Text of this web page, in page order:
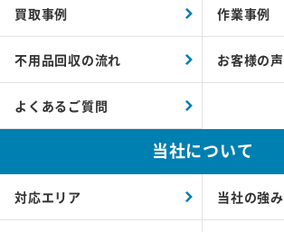
買取事例 作業事例
不用品回収の流れ お客様の声
よくあるご質問
当社について
対応エリア 当社の強み